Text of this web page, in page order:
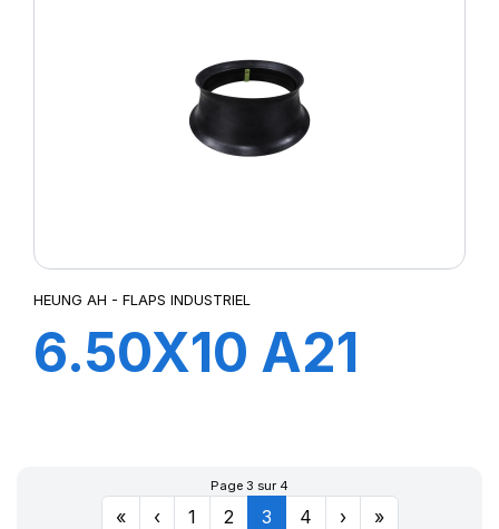
HEUNG AH - FLAPS INDUSTRIEL
6.50X10 A21
Page 3 sur 4
« ‹ 1 2 3 4 › »